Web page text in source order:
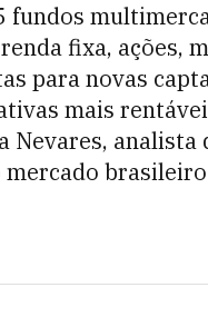
fundos
fixa, ações,
para novas
mais
Nevares,